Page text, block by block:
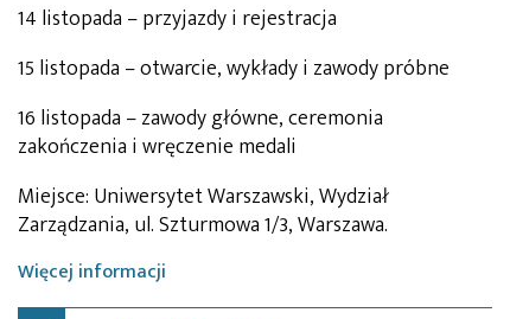
14 listopada – przyjazdy i rejestracja
15 listopada – otwarcie, wykłady i zawody próbne
16 listopada – zawody główne, ceremonia
zakończenia i wręczenie medali
Miejsce: Uniwersytet Warszawski, Wydział
Zarządzania, ul. Szturmowa 1/3, Warszawa.
Więcej informacji